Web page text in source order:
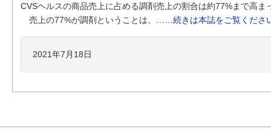
CVSヘルスの商品売上に占める調剤売上の割合は約77%まで高ま
売上の77%が調剤ということは、…… 続きは本誌をご覧くださ
2021年7月18日